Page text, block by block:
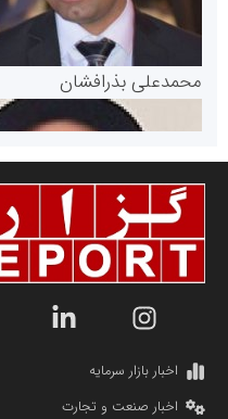
پایگاه خبری گفتمان یزد
دانشگاه سئوی ایران
سازمان صنعت،معدن و
محمدعلی بذرافشان
مریم حاج نوروز نظری
اخبار بازار سرمایه
اخبار صنعت و تجارت